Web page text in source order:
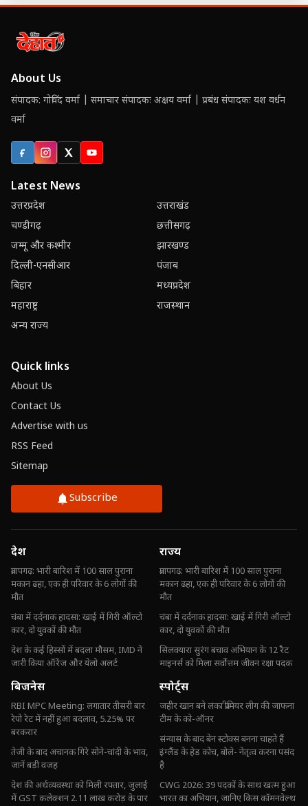
About Us
संपादक: गोविंद वर्मा | समाचार संपादकः अक्षय वर्मा | प्रबंध संपादकः यश वर्धन
वर्मा
FacebookInstagram
X (Twitter)
YouTube
Latest News
उत्तरप्रदेश
उत्तराखंड
चण्डीगढ़
छत्तीसगढ़
जम्मू और कश्मीर
झारखण्ड
दिल्ली-एनसीआर
पंजाब
बिहार
मध्यप्रदेश
महाराष्ट्र
राजस्थान
अन्य राज्य
Quick links
About Us
Contact Us
Advertise with us
RSS Feed
Sitemap
Subscribe
देश
प्रतापगढ़: भारी बारिश में 100 साल पुराना
मकान ढहा, एक ही परिवार के 6 लोगों की
मौत
चंबा में दर्दनाक हादसा: खाई में गिरी ऑल्टो
कार, दो युवकों की मौत
देश के कई हिस्सों में बदला मौसम, IMD ने
जारी किया ऑरेंज और येलो अलर्ट
राज्य
प्रतापगढ़: भारी बारिश में 100 साल पुराना
मकान ढहा, एक ही परिवार के 6 लोगों की
मौत
चंबा में दर्दनाक हादसा: खाई में गिरी ऑल्टो
कार, दो युवकों की मौत
सिलक्यारा सुरंग बचाव अभियान के 12 रैट
माइनर्स को मिला सर्वोत्तम जीवन रक्षा पदक
बिजनेस
RBI MPC Meeting: लगातार तीसरी बार
रेपो रेट में नहीं हुआ बदलाव, 5.25% पर
बरकरार
तेजी के बाद अचानक गिरे सोने-चांदी के भाव,
जानें बड़ी वजह
देश की अर्थव्यवस्था को मिली रफ्तार, जुलाई
में GST कलेक्शन 2.11 लाख करोड़ के पार
स्पोर्ट्स
जहीर खान बने लंका प्रीमियर लीग की जाफना
टीम के को-ऑनर
संन्यास के बाद बेन स्टोक्स बनना चाहते हैं
इंग्लैंड के हेड कोच, बोले- नेतृत्व करना पसंद
है
CWG 2026: 39 पदकों के साथ खत्म हुआ
भारत का अभियान, जानिए किस कॉमनवेल्थ